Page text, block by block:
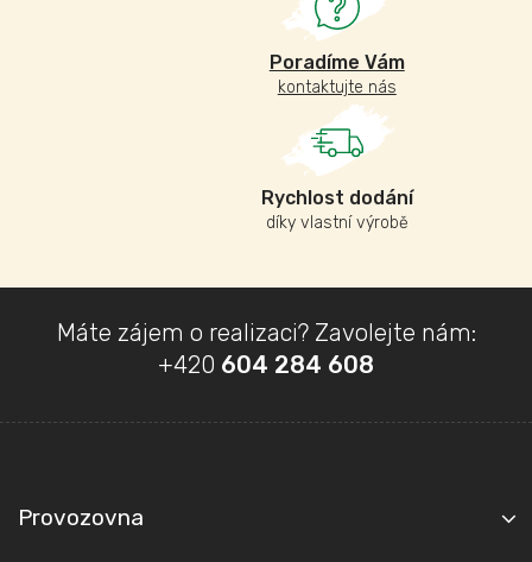
Poradíme Vám
kontaktujte nás
Rychlost dodání
díky vlastní výrobě
a
Máte zájem o realizaci? Zavolejte nám:
+420 604 284 608
Provozovna